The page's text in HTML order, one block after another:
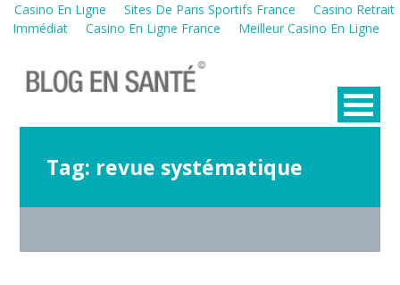
Casino En Ligne Sites De Paris Sportifs France
Casino Retrait
Immédiat
Casino En Ligne France Meilleur Casino En Ligne
Tag: revue systématique